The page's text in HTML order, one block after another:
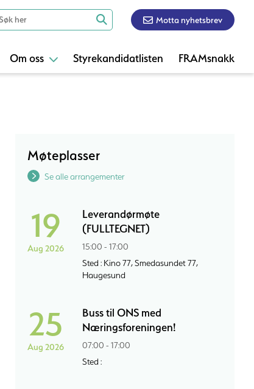
Motta nyhetsbrev
Om oss Styrekandidatlisten FRAMsnakk
Møteplasser
Se alle arrangementer
19
Aug 2026
Leverandørmøte
(FULLTEGNET)
15:00 - 17:00
Sted : Kino 77, Smedasundet 77,
Haugesund
25
Aug 2026
Buss til ONS med
Næringsforeningen!
07:00 - 17:00
Sted :